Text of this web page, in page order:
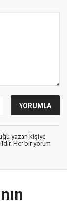
yazan kişiye
Her bir yorum